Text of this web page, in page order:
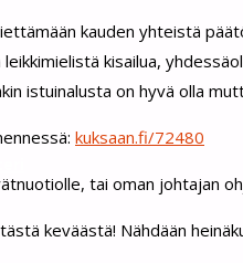
kauden yhteistä
kisailua,
istuinalusta on hyvä olla
kuksaan.fi/72480
tai oman johtajan
keväästä! Nähdään